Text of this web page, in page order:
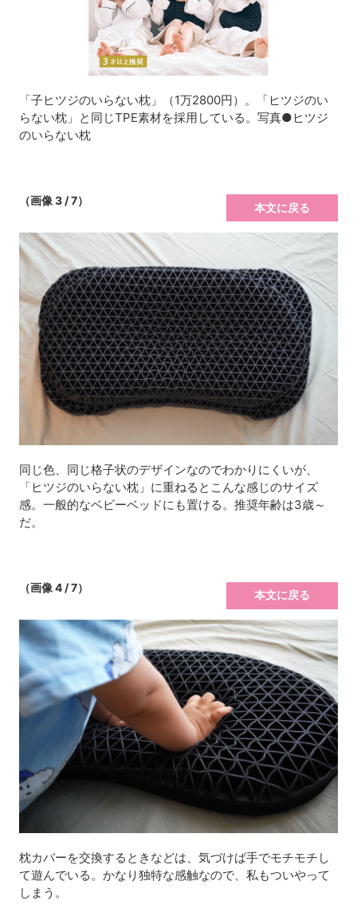
「子ヒツジのいらない枕」（1万2800円）。「ヒツジのい
らない枕」と同じTPE素材を採用している。写真●ヒツジ
のいらない枕
（画像 3 / 7）
本文に戻る
同じ色、同じ格子状のデザインなのでわかりにくいが、
「ヒツジのいらない枕」に重ねるとこんな感じのサイズ
感。一般的なベビーベッドにも置ける。推奨年齢は3歳～
だ。
（画像 4 / 7）
本文に戻る
枕カバーを交換するときなどは、気づけば手でモチモチし
て遊んでいる。かなり独特な感触なので、私もついやって
しまう。